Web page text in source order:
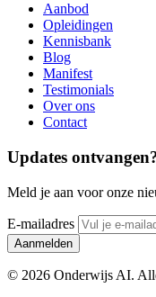
Aanbod
Opleidingen
Kennisbank
Blog
Manifest
Testimonials
Over ons
Contact
Updates
Meld je aan voor onze
E-mailadres
Aanmelden
© 2026 Onderwijs AI.